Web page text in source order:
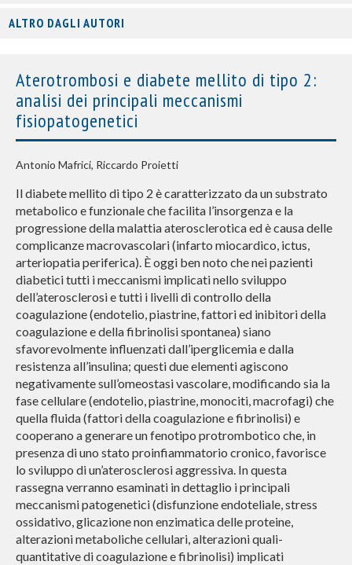
ALTRO DAGLI AUTORI
Aterotrombosi e diabete mellito di tipo 2:
analisi dei principali meccanismi
fisiopatogenetici
Antonio Mafrici, Riccardo Proietti
Il diabete mellito di tipo 2 è caratterizzato da un substrato
metabolico e funzionale che facilita l’insorgenza e la
progressione della malattia aterosclerotica ed è causa delle
complicanze macrovascolari (infarto miocardico, ictus,
arteriopatia periferica). È oggi ben noto che nei pazienti
diabetici tutti i meccanismi implicati nello sviluppo
dell’aterosclerosi e tutti i livelli di controllo della
coagulazione (endotelio, piastrine, fattori ed inibitori della
coagulazione e della fibrinolisi spontanea) siano
sfavorevolmente influenzati dall’iperglicemia e dalla
resistenza all’insulina; questi due elementi agiscono
negativamente sull’omeostasi vascolare, modificando sia la
fase cellulare (endotelio, piastrine, monociti, macrofagi) che
quella fluida (fattori della coagulazione e fibrinolisi) e
cooperano a generare un fenotipo protrombotico che, in
presenza di uno stato proinfiammatorio cronico, favorisce
lo sviluppo di un’aterosclerosi aggressiva. In questa
rassegna verranno esaminati in dettaglio i principali
meccanismi patogenetici (disfunzione endoteliale, stress
ossidativo, glicazione non enzimatica delle proteine,
alterazioni metaboliche cellulari, alterazioni quali-
quantitative di coagulazione e fibrinolisi) implicati